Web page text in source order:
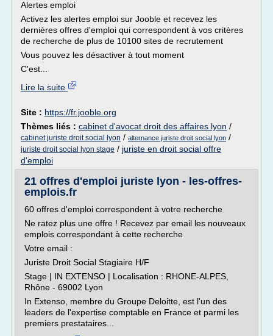
Alertes emploi
Activez les alertes emploi sur Jooble et recevez les
dernières offres d'emploi qui correspondent à vos critères
de recherche de plus de 10100 sites de recrutement
Vous pouvez les désactiver à tout moment
C'est...
Lire la suite
Site : https://fr.jooble.org
Thèmes liés : cabinet d'avocat droit des affaires lyon /
cabinet juriste droit social lyon / alternance juriste droit social lyon /
juriste droit social lyon stage / juriste en droit social offre
d'emploi
21 offres d'emploi juriste lyon - les-offres-
emplois.fr
60 offres d'emploi correspondent à votre recherche
Ne ratez plus une offre ! Recevez par email les nouveaux
emplois correspondant à cette recherche
Votre email :
Juriste Droit Social Stagiaire H/F
Stage | IN EXTENSO | Localisation : RHONE-ALPES,
Rhône - 69002 Lyon
In Extenso, membre du Groupe Deloitte, est l'un des
leaders de l'expertise comptable en France et parmi les
premiers prestataires...